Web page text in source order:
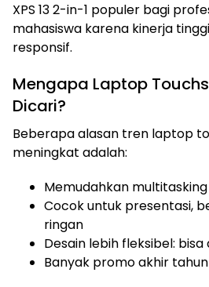
XPS 13 2-in-1 populer bagi
mahasiswa karena kinerja
responsif.
Mengapa Laptop
Dicari?
Beberapa alasan tren laptop
meningkat adalah:
Memudahkan
Cocok untuk presentasi,
ringan
Desain lebih fleksibel:
Banyak promo akhir